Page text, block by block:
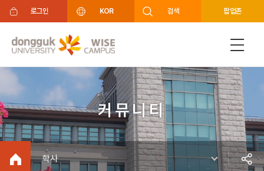
주메뉴 바로가기
푸터 바로가기
로그인 KOR 검색 팝업존
커뮤니티
학사